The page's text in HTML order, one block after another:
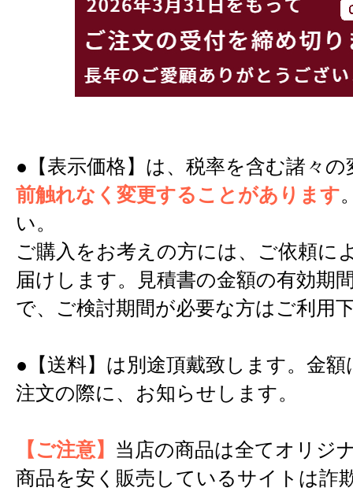
●【表示価格】は、税率を含む諸々
前触れなく変更することがあります
い。
ご購入をお考えの方には、ご依頼に
届けします。見積書の金額の有効期
で、ご検討期間が必要な方はご利用
●【送料】は別途頂戴致します。金
注文の際に、お知らせします。
【ご注意】 当店の商品は全てオリジ
商品を安く販売しているサイトは詐